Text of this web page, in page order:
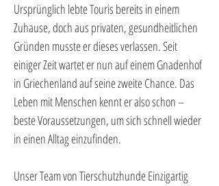
Ursprünglich lebte Touris bereits in einem
Zuhause, doch aus privaten, gesundheitlichen
Gründen musste er dieses verlassen. Seit
einiger Zeit wartet er nun auf einem Gnadenhof
in Griechenland auf seine zweite Chance. Das
Leben mit Menschen kennt er also schon –
beste Voraussetzungen, um sich schnell wieder
in einen Alltag einzufinden.
Unser Team von Tierschutzhunde Einzigartig